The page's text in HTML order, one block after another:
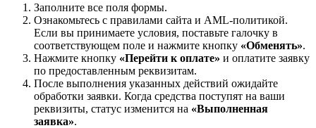
Заполните все поля формы.
Ознакомьтесь с правилами сайта и AML-политикой.
Если вы принимаете условия, поставьте галочку в
соответствующем поле и нажмите кнопку «Обменять».
Нажмите кнопку «Перейти к оплате» и оплатите заявку
по предоставленным реквизитам.
После выполнения указанных действий ожидайте
обработки заявки. Когда средства поступят на ваши
реквизиты, статус изменится на «Выполненная
заявка».